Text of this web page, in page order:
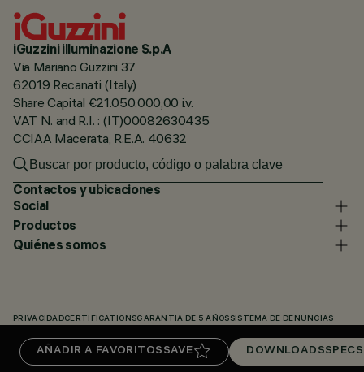
AÑADIR A FAVORITOS SAVE DOWNLOADSSPECS
iGuzzini illuminazione S.p.A
Via Mariano Guzzini 37
62019 Recanati (Italy)
Share Capital €21.050.000,00 i.v.
VAT N. and R.I. : (IT)00082630435
CCIAA Macerata, R.E.A. 40632
Contactos y ubicaciones
Social
Productos
Quiénes somos
PRIVACIDADCERTIFICATIONSGARANTÍA DE 5 AÑOS SISTEMA DE DENUNCIAS
KNOWLEDGE BASE (LOGIN REQUIRED)DOWNLOADS